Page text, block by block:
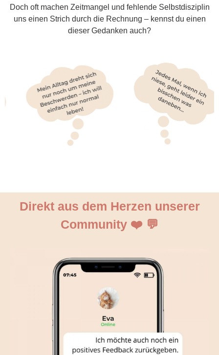
Doch oft machen Zeitmangel und fehlende Selbstdisziplin
uns einen Strich durch die Rechnung – kennst du einen
dieser Gedanken auch?
Direkt aus dem Herzen unserer
Community ❤️ 💬